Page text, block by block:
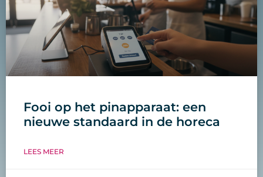
Fooi op het pinapparaat: een
nieuwe standaard in de horeca
LEES MEER